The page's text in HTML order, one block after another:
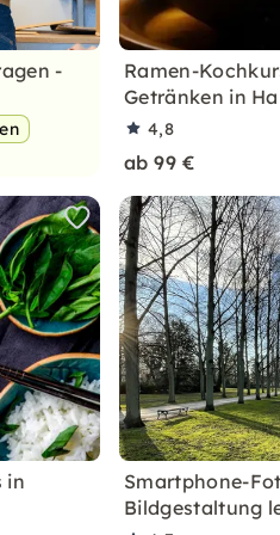
-
Ramen-
Getränken in
4,8
ab 99 €
in
Smartphone-
Bildgestaltung